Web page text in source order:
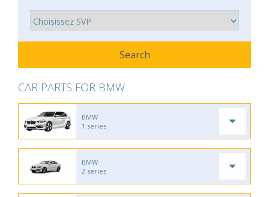
CAR PARTS FOR BMW
BMW
1 series
BMW
2 series